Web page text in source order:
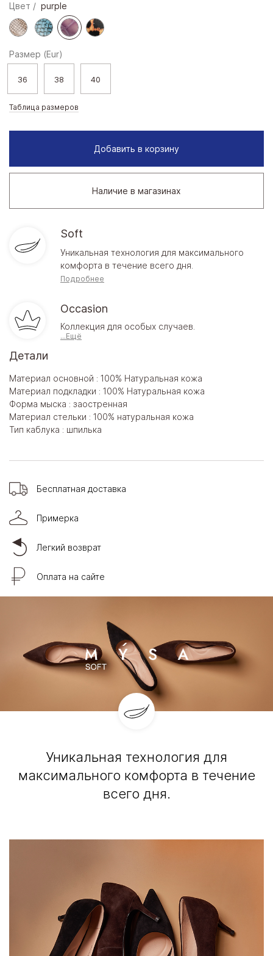
Цвет purple
Размер (Eur)
36 38 40
Таблица размеров
Добавить в корзину
Наличие в магазинах
Soft
Уникальная технология для максимального
комфорта в течение всего дня.
Подробнее
Occasion
Коллекция для особых случаев.
...Ещё
Детали
Материал основной : 100% Натуральная кожа
Материал подкладки : 100% Натуральная кожа
Форма мыска : заостренная
Материал стельки : 100% натуральная кожа
Тип каблука : шпилька
Бесплатная доставка
Примерка
Легкий возврат
Оплата на сайте
Уникальная технология для
максимального комфорта в течение
всего дня.